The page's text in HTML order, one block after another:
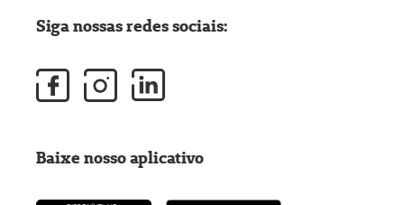
Siga nossas redes sociais:
Baixe nosso aplicativo